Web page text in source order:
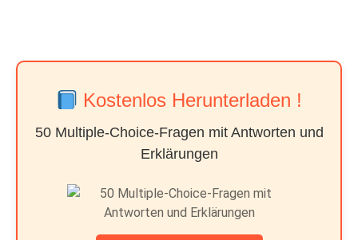
Kostenlos Herunterladen !
50 Multiple-Choice-Fragen mit Antworten und
Erklärungen